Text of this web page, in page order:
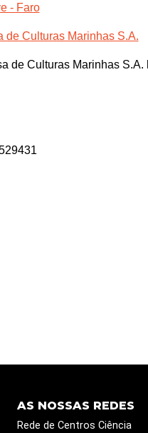
- Faro
de Culturas Marinhas S.A.
de Culturas Marinhas S.A.
AS NOSSAS REDES
Rede de Centros Ciência